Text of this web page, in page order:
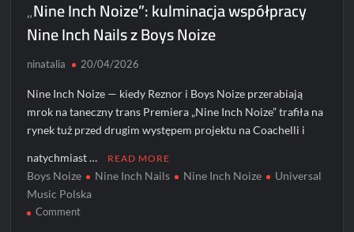
„Nine Inch Noize”: kulminacja współpracy
Nine Inch Nails z Boys Noize
ninatalia 20/04/2026
Nine Inch Noize — kiedy Reznor i Boys Noize przerabiają
mrok na taneczny trans Premiera „Nine Inch Noize” trafiła na
rynek tuż przed drugim występem projektu na Coachelli i
natychmiast … READ MORE
Boys Noize Nine Inch Nails Nine Inch Noize
Universal
Music Polska
Commenton